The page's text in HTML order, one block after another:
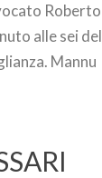
Roberto
alle sei del
Mannu